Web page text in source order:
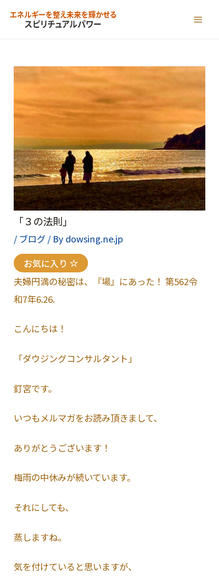
「３の法則」
/ ブログ/ Bydowsing.ne.jp
お気に入り
夫婦円満の秘密は、『場』にあった！ 第562令
和7年6.26.
こんにちは！
「ダウジングコンサルタント」
釘宮です。
いつもメルマガをお読み頂きまして、
ありがとうございます！
梅雨の中休みが続いています。
それにしても、
蒸しますね。
気を付けていると思いますが、